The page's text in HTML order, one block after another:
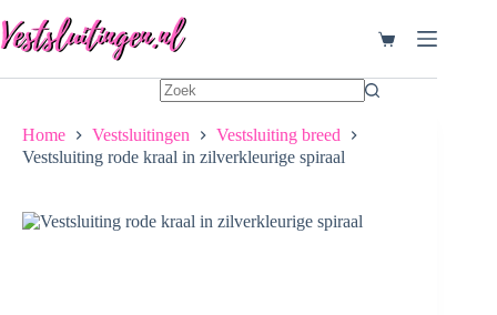
naar
de
Winkelwagen
Home Vestsluitingen
Vestsluiting breed
Vestsluiting rode kraal in zilverkleurige spiraal